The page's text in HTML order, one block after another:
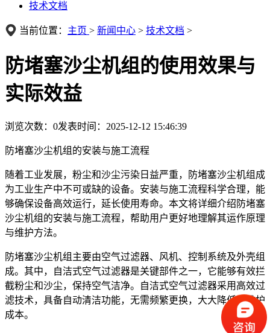
技术文档
当前位置： 主页 > 新闻中心 > 技术文档 >
防堵塞沙尘机组的使用效果与
实际效益
浏览次数： 0发表时间：2025-12-12 15:46:39
防堵塞沙尘机组的安装与施工流程
随着工业发展，粉尘和沙尘污染日益严重，防堵塞沙尘机组成
为工业生产中不可或缺的设备。安装与施工流程科学合理，能
够确保设备高效运行，延长使用寿命。本文将详细介绍防堵塞
沙尘机组的安装与施工流程，帮助用户更好地理解其运作原理
与维护方法。
防堵塞沙尘机组主要由空气过滤器、风机、控制系统及外壳组
成。其中，自洁式空气过滤器是关键部件之一，它能够有效拦
截粉尘和沙尘，保持空气洁净。自洁式空气过滤器采用高效过
滤技术，具备自动清洁功能，无需频繁更换，大大降低了维护
成本。